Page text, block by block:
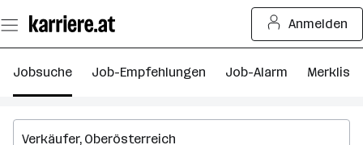
Seiteninhalt
springen
Anmelden
Jobsuche Job-Empfehlungen Job-Alarm Merkliste